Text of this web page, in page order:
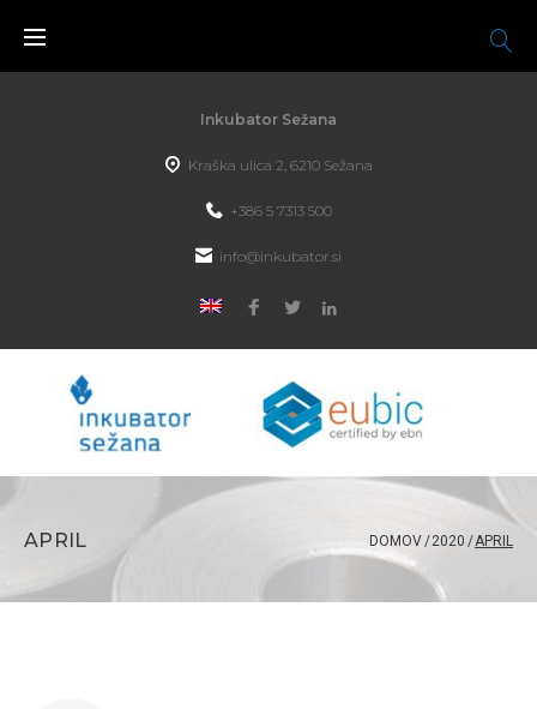
Inkubator Sežana
Kraška ulica 2, 6210 Sežana
+386 5 7313 500
info@inkubator.si
APRIL DOMOV/2020 /APRIL